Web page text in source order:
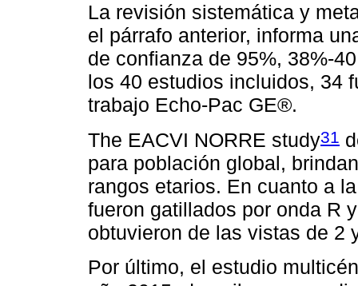
La revisión sistemática y
el párrafo anterior, informa
de confianza de 95%, 38%-
los 40 estudios incluidos, 34
trabajo Echo-Pac GE®.
The EACVI NORRE study31
para población global,
rangos etarios. En cuanto a
fueron gatillados por onda R
obtuvieron de las vistas de 2
Por último, el estudio